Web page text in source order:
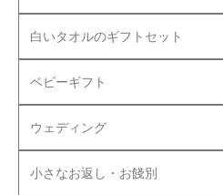
白いタオルのギフトセット
ベビーギフト
ウェディング
小さなお返し・お餞別